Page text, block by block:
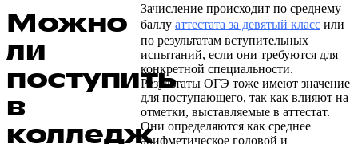
Можно
ли
поступить
в
колледж
Зачисление происходит по среднему
баллу аттестата за девятый класс или
по результатам вступительных
испытаний, если они требуются для
конкретной специальности.
Результаты ОГЭ тоже имеют значение
для поступающего, так как влияют на
отметки, выставляемые в аттестат.
Они определяются как среднее
арифметическое годовой и